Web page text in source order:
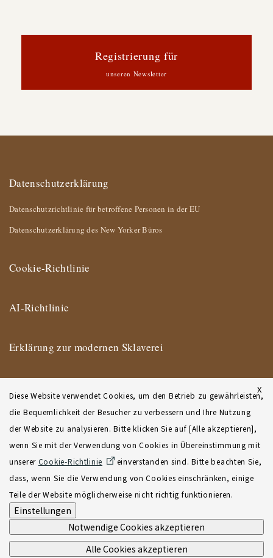
Registrierung für
unseren Newsletter
Datenschutzerklärung
Datenschutzrichtlinie für betroffene Personen in der EU
Datenschutzerklärung des New Yorker Büros
Cookie-Richtlinie
AI-Richtlinie
Erklärung zur modernen Sklaverei
Nutzungsbedingungen
Geschäftsbedingungen des New Yorker Büros
Sitemap
©2001-2026 Atsumi & Sakai
X
Diese Website verwendet Cookies, um den Betrieb zu gewährleisten,
die Bequemlichkeit der Besucher zu verbessern und Ihre Nutzung
der Website zu analysieren. Bitte klicken Sie auf [Alle akzeptieren],
wenn Sie mit der Verwendung von Cookies in Übereinstimmung mit
unserer Cookie-Richtlinie
einverstanden sind. Bitte beachten Sie,
dass, wenn Sie die Verwendung von Cookies einschränken, einige
Teile der Website möglicherweise nicht richtig funktionieren.
Einstellungen
Notwendige Cookies akzeptieren
Alle Cookies akzeptieren